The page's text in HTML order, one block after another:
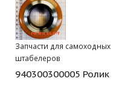
Запчасти для самоходных
штабелеров
940300300005 Ролик